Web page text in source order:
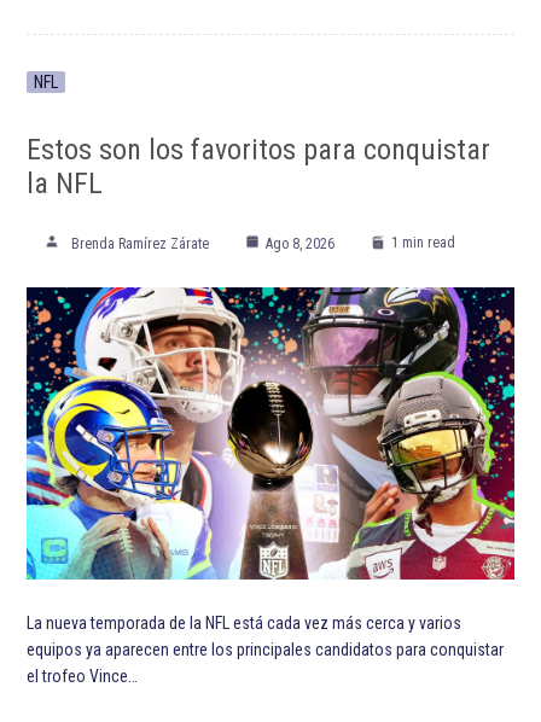
NFL
Estos son los favoritos para conquistar
la NFL
Brenda Ramírez Zárate Ago 8, 2026 1 min read
La nueva temporada de la NFL está cada vez más cerca y varios
equipos ya aparecen entre los principales candidatos para conquistar
el trofeo Vince…